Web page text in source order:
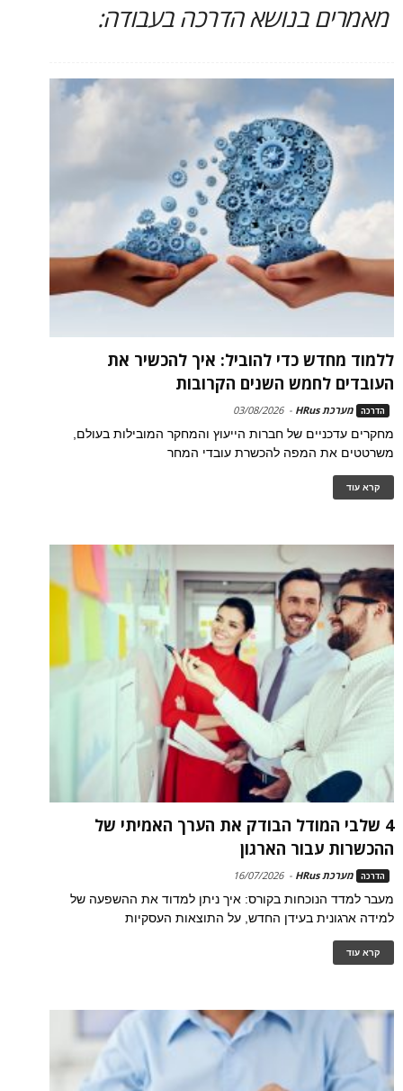
מאמרים בנושא הדרכה בעבודה:
ללמוד מחדש כדי להוביל: איך להכשיר את
העובדים לחמש השנים הקרובות
הדרכה מערכת HRus -
03/08/2026
מחקרים עדכניים של חברות הייעוץ והמחקר המובילות בעולם,
משרטטים את המפה להכשרת עובדי המחר
קרא עוד
4 שלבי המודל הבודק את הערך האמיתי של
ההכשרות עבור הארגון
הדרכה מערכת HRus -
16/07/2026
מעבר למדד הנוכחות בקורס: איך ניתן למדוד את ההשפעה של
למידה ארגונית בעידן החדש, על התוצאות העסקיות
קרא עוד